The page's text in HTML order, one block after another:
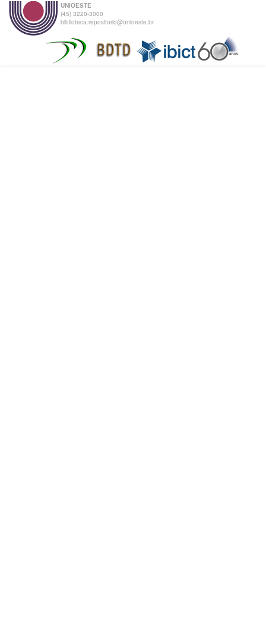
UNIOESTE
(45) 3220-3000
biblioteca.repositorio@unioeste.br